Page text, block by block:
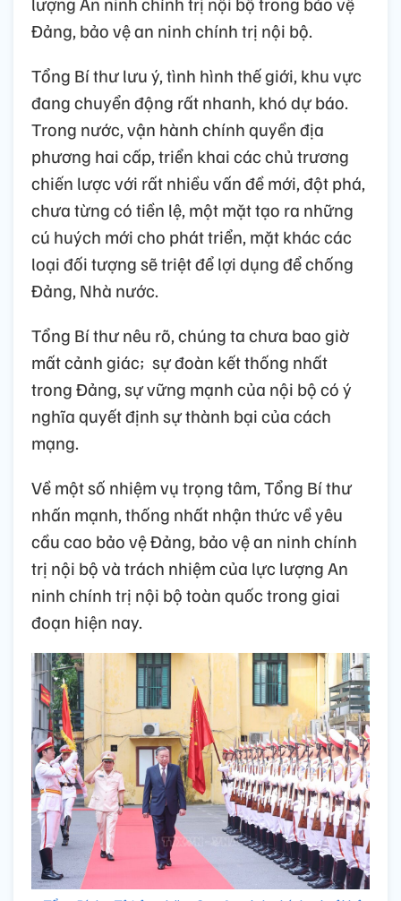
Đảng, bảo vệ an ninh chính trị nội bộ.
Tổng Bí thư lưu ý, tình hình thế giới, khu vực
đang chuyển động rất nhanh, khó dự báo.
Trong nước, vận hành chính quyền địa
phương hai cấp, triển khai các chủ trương
chiến lược với rất nhiều vấn đề mới, đột phá,
chưa từng có tiền lệ, một mặt tạo ra những
cú huých mới cho phát triển, mặt khác các
loại đối tượng sẽ triệt để lợi dụng để chống
Đảng, Nhà nước.
Tổng Bí thư nêu rõ, chúng ta chưa bao giờ
mất cảnh giác; sự đoàn kết thống nhất
trong Đảng, sự vững mạnh của nội bộ có ý
nghĩa quyết định sự thành bại của cách
mạng.
Về một số nhiệm vụ trọng tâm, Tổng Bí thư
nhấn mạnh, thống nhất nhận thức về yêu
cầu cao bảo vệ Đảng, bảo vệ an ninh chính
trị nội bộ và trách nhiệm của lực lượng An
ninh chính trị nội bộ toàn quốc trong giai
đoạn hiện nay.